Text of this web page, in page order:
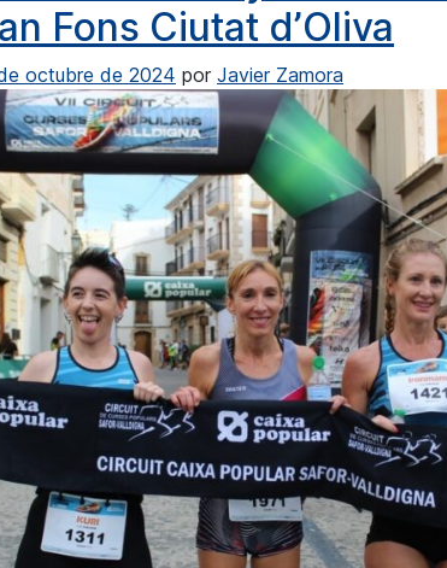
Fons Ciutat d’Oliva
octubre de 2024 por Javier Zamora